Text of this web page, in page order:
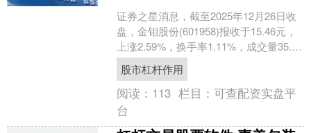
证券之星消息，截至2025年12月26日收
盘，金钼股份(601958)报收于15.46元，
上涨2.59%，换手率1.11%，成交量35.9
万手，成交额5.53亿....
股市杠杆作用
阅读： 113 栏目：可查配资实盘平
台